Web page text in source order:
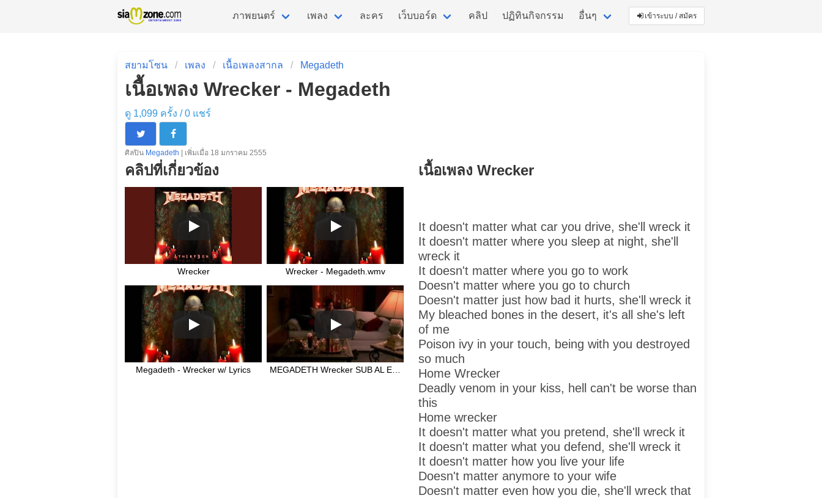
ภาพยนตร์ เพลง ละคร เว็บบอร์ด คลิป ปฏิทินกิจกรรม อื่นๆ เข้าระบบ / สมัคร
สยามโซน เพลง เนื้อเพลงสากล Megadeth
เนื้อเพลง Wrecker - Megadeth
ดู 1,099 ครั้ง /0 แชร์
ศิลปิน Megadeth | เพิ่มเมื่อ 18 มกราคม 2555
คลิปที่เกี่ยวข้อง
Wrecker Wrecker - Megadeth.wmv
Megadeth - Wrecker w/ Lyrics MEGADETH Wrecker SUB AL ESP & LYRICS
เนื้อเพลง Wrecker
It doesn't matter what car you drive, she'll wreck it
It doesn't matter where you sleep at night, she'll
wreck it
It doesn't matter where you go to work
Doesn't matter where you go to church
Doesn't matter just how bad it hurts, she'll wreck it
My bleached bones in the desert, it's all she's left
of me
Poison ivy in your touch, being with you destroyed
so much
Home Wrecker
Deadly venom in your kiss, hell can't be worse than
this
Home wrecker
It doesn't matter what you pretend, she'll wreck it
It doesn't matter what you defend, she'll wreck it
It doesn't matter how you live your life
Doesn't matter anymore to your wife
Doesn't matter even how you die, she'll wreck that